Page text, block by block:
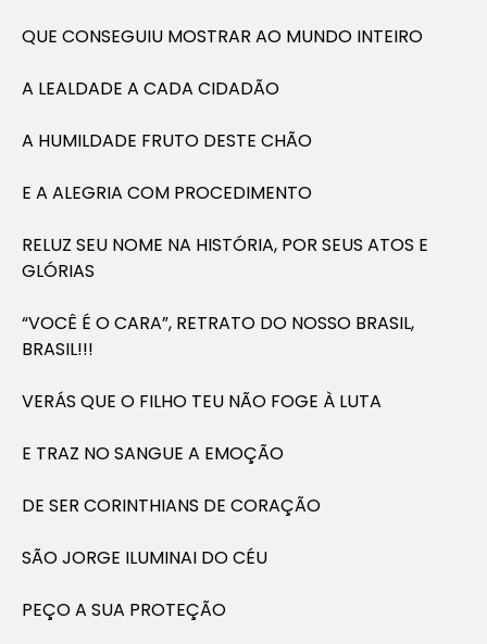
QUE CONSEGUIU MOSTRAR AO MUNDO INTEIRO
A LEALDADE A CADA CIDADÃO
A HUMILDADE FRUTO DESTE CHÃO
E A ALEGRIA COM PROCEDIMENTO
RELUZ SEU NOME NA HISTÓRIA, POR SEUS ATOS E
GLÓRIAS
“VOCÊ É O CARA”, RETRATO DO NOSSO BRASIL,
BRASIL!!!
VERÁS QUE O FILHO TEU NÃO FOGE À LUTA
E TRAZ NO SANGUE A EMOÇÃO
DE SER CORINTHIANS DE CORAÇÃO
SÃO JORGE ILUMINAI DO CÉU
PEÇO A SUA PROTEÇÃO